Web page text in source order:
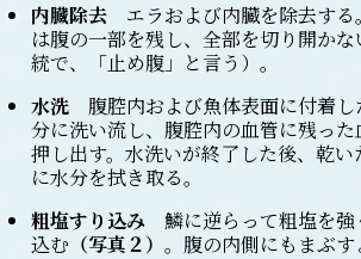
内臓除去 エラおよび内臓を除去す
は腹の一部を残し、全部を切り開か
統で、「止め腹」と言う）。
水洗 腹腔内および魚体表面に付着し
分に洗い流し、腹腔内の血管に残っ
押し出す。水洗いが終了した後、乾
に水分を拭き取る。
粗塩すり込み 鱗に逆らって粗塩を強
込む （写真２） 。腹の内側にもまぶす